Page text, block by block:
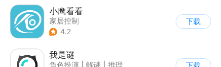
小鹰看看
家居控制
4.2
下载
我是谜
角色扮演 解谜
推理
下载